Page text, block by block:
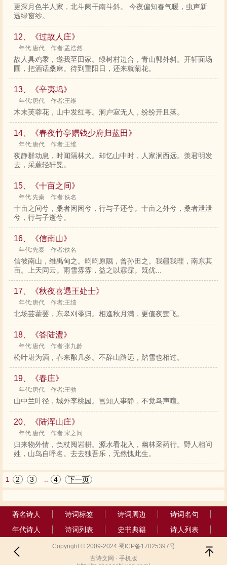
更深月色半人家，北斗阑干南斗斜。 今夜偏知春气暖，虫声新
透绿窗纱。
12、《过故人庄》
年代:唐代 作者:孟浩然
故人具鸡黍，邀我至田家。绿树村边合，青山郭外斜。开轩面场
圃，把酒话桑麻。待到重阳日，还来就菊花。
13、《辛夷坞》
年代:唐代 作者:王维
木末芙蓉花，山中发红萼。涧户寂无人，纷纷开且落。
14、《春夜竹亭赠钱少府归蓝田》
年代:唐代 作者:王维
夜静群动息，时闻隔林犬。却忆山中时，人家涧西远。羡君明发
去，采蕨轻轩冕。
15、《十亩之间》
年代:先秦 作者:佚名
十亩之间兮，桑者闲闲兮，行与子还兮。十亩之外兮，桑者泄泄
兮，行与子逝兮。
16、《信南山》
年代:先秦 作者:佚名
信彼南山，维禹甸之。畇畇原隰，曾孙田之。我疆我理，南东其
亩。上天同云。雨雪雰雰，益之以霡霂。既优...
17、《秋夜喜遇王处士》
年代:唐代 作者:王绩
北场芸藿罢，东皋刈黍归。相逢秋月满，更值夜萤飞。
18、《答陆澧》
年代:唐代 作者:张九龄
松叶堪为酒，春来酿几多。不辞山路远，踏雪也相过。
19、《春庄》
年代:唐代 作者:王勃
山中兰叶径，城外李桃园。岂知人事静，不觉鸟声喧。
20、《陆浑山庄》
年代:唐代 作者:宋之问
归来物外情，负杖阅岩耕。源水看花入，幽林采药行。野人相问
姓，山鸟自呼名。去去独吾乐，无然愧此生。
1 2 3 4 下一页
著名诗人 诗词标签 诗词周边
诗词名句
年代诗人
诗词列表 史书典籍 诗人列表
Copyright © 2009-2024 蜀ICP备17025397号
古诗文网 · 手机版